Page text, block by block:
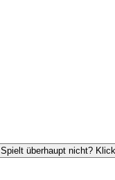
Spielt überhaupt nicht?